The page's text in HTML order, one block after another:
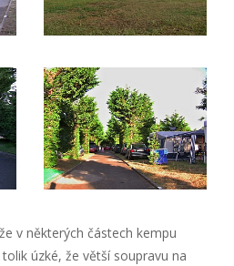
v některých částech kempu
úzké, že větší soupravu na